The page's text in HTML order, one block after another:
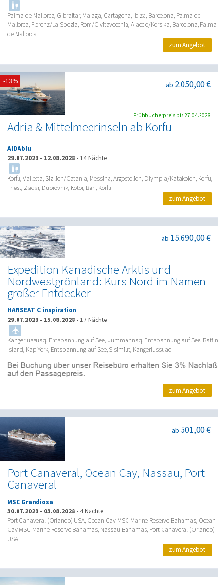
Palma de Mallorca, Gibraltar, Malaga, Cartagena, Ibiza, Barcelona, Palma de
Mallorca, Florenz/La Spezia, Rom/Civitavecchia, Ajaccio/Korsika, Barcelona, Palma
de Mallorca
zum Angebot
Adria & Mittelmeerinseln ab Korfu
ab 2.050,00 €
AIDAblu
29.07.2028 - 12.08.2028 • 14 Nächte
Korfu, Valletta, Sizilien/Catania, Messina, Argostolion, Olympia/Katakolon, Korfu,
Triest, Zadar, Dubrovnik, Kotor, Bari, Korfu
-13%
Frühbucherpreis bis 27.04.2028
zum Angebot
Expedition Kanadische Arktis und
Nordwestgrönland: Kurs Nord im Namen
großer Entdecker
ab 15.690,00 €
HANSEATIC inspiration
29.07.2028 - 15.08.2028 • 17 Nächte
Kangerlussuaq, Entspannung auf See, Uummannaq, Entspannung auf See, Baffin
Island, Kap York, Entspannung auf See, Sisimiut, Kangerlussuaq
zum Angebot
Port Canaveral, Ocean Cay, Nassau, Port
Canaveral
ab 501,00 €
MSC Grandiosa
30.07.2028 - 03.08.2028 •4 Nächte
Port Canaveral (Orlando) USA, Ocean Cay MSC Marine Reserve Bahamas, Ocean
Cay MSC Marine Reserve Bahamas, Nassau Bahamas, Port Canaveral (Orlando)
USA
zum Angebot